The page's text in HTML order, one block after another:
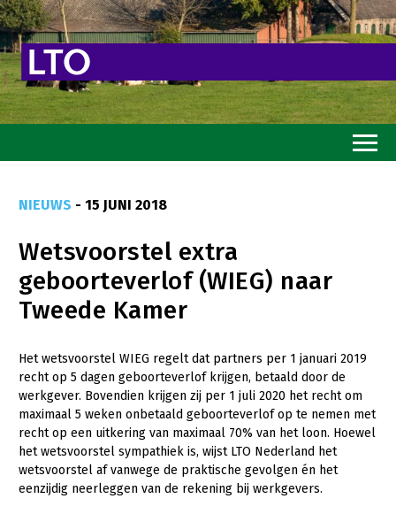
Goed eten
Mooi groen
Sterk ondernemerschap
Transitiepaden
Thema’s
Gezonde planten
Gezonde dieren
Natuur, klimaat en energie
NIEUWS - 15 JUNI 2018
Wetsvoorstel extra
geboorteverlof (WIEG) naar
Tweede Kamer
Het wetsvoorstel WIEG regelt dat partners per 1 januari 2019
recht op 5 dagen geboorteverlof krijgen, betaald door de
werkgever. Bovendien krijgen zij per 1 juli 2020 het recht om
maximaal 5 weken onbetaald geboorteverlof op te nemen met
recht op een uitkering van maximaal 70% van het loon. Hoewel
het wetsvoorstel sympathiek is, wijst LTO Nederland het
wetsvoorstel af vanwege de praktische gevolgen én het
eenzijdig neerleggen van de rekening bij werkgevers.